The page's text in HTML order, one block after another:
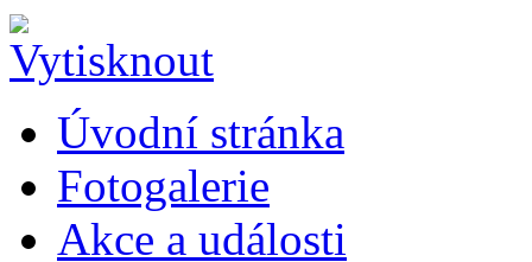
Úvodní stránka
Fotogalerie
Akce a události